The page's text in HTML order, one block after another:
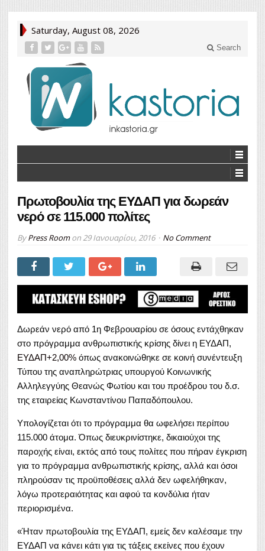
Saturday, August 08, 2026
Search
Πρωτοβουλία της ΕΥΔΑΠ για δωρεάν
νερό σε 115.000 πολίτες
ByPress Roomon 29 Ιανουαρίου, 2016 No Comment
Δωρεάν νερό από 1η Φεβρουαρίου σε όσους εντάχθηκαν
στο πρόγραμμα ανθρωπιστικής κρίσης δίνει η ΕΥΔΑΠ,
ΕΥΔΑΠ+2,00% όπως ανακοινώθηκε σε κοινή συνέντευξη
Τύπου της αναπληρώτριας υπουργού Κοινωνικής
Αλληλεγγύης Θεανώς Φωτίου και του προέδρου του δ.σ.
της εταιρείας Κωνσταντίνου Παπαδόπουλου.
Υπολογίζεται ότι το πρόγραμμα θα ωφελήσει περίπου
115.000 άτομα. Όπως διευκρινίστηκε, δικαιούχοι της
παροχής είναι, εκτός από τους πολίτες που πήραν έγκριση
για το πρόγραμμα ανθρωπιστικής κρίσης, αλλά και όσοι
πληρούσαν τις προϋποθέσεις αλλά δεν ωφελήθηκαν,
λόγω προτεραιότητας και αφού τα κονδύλια ήταν
περιορισμένα.
«Ήταν πρωτοβουλία της ΕΥΔΑΠ, εμείς δεν καλέσαμε την
ΕΥΔΑΠ να κάνει κάτι για τις τάξεις εκείνες που έχουν